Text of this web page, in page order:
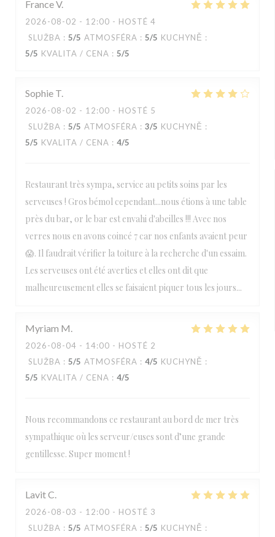
FranceV
2026-08-02 - 12:00 - HOSTÉ 4
SLUŽBA : 5/5 ATMOSFÉRA : 5/5 KUCHYNĚ :
5/5 KVALITA / CENA : 5/5
Sophie T
2026-08-02 - 12:00 - HOSTÉ 5
SLUŽBA : 5/5 ATMOSFÉRA : 3/5 KUCHYNĚ :
5/5 KVALITA / CENA : 4/5
Restaurant très sympa, service au petits soins par les
serveuses ! Gros bémol cependant...nous étions à une table
près du bar, or le bar est envahi d'abeilles !!! Avec nos
verres nous en avons coincé 7 car nos enfants avaient peur
😱. Il faudrait vérifier la toiture à la recherche d'un essaim.
Les serveuses ont été averties et elles ont dit que
malheureusement elles se faisaient piquer tous les jours...
Myriam M
2026-08-04 - 14:00 - HOSTÉ 2
SLUŽBA : 5/5 ATMOSFÉRA : 4/5 KUCHYNĚ :
5/5 KVALITA / CENA : 4/5
Nous recommandons ce restaurant au bord de mer très
sympathique où les serveur/euses sont d’une grande
gentillesse. Super moment !
LavitC
2026-08-03 - 12:00 - HOSTÉ 3
SLUŽBA : 5/5 ATMOSFÉRA : 5/5 KUCHYNĚ :